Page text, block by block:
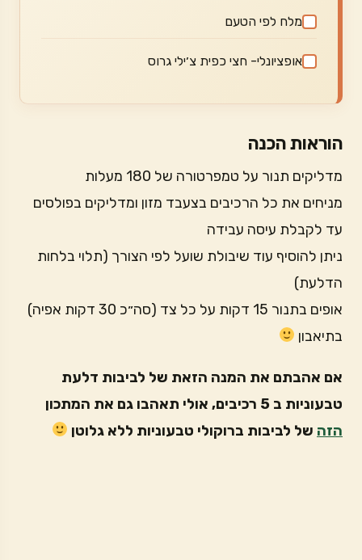
מלח לפי הטעם
אופציונלי- חצי כפית צ׳ילי גרוס
הוראות הכנה
מדליקים תנור על טמפרטורה של 180 מעלות
מניחים את כל הרכיבים בצעבד מזון ומדליקים בפולסים
עד לקבלת עיסה עבידה
ניתן להוסיף עוד שיבולת שועל לפי הצורך (תלוי בלחות
הדלעת)
אופים בתנור 15 דקות על כל צד (סה״כ 30 דקות אפיה)
בתיאבון
אם אהבתם את המנה הזאת של לביבות דלעת
טבעוניות ב 5 רכיבים, אולי תאהבו גם את המתכון
הזה של לביבות ברוקולי טבעוניות ללא גלוטן